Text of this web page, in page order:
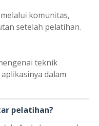
melalui komunitas,
setelah pelatihan.
teknik
dalam
pelatihan?